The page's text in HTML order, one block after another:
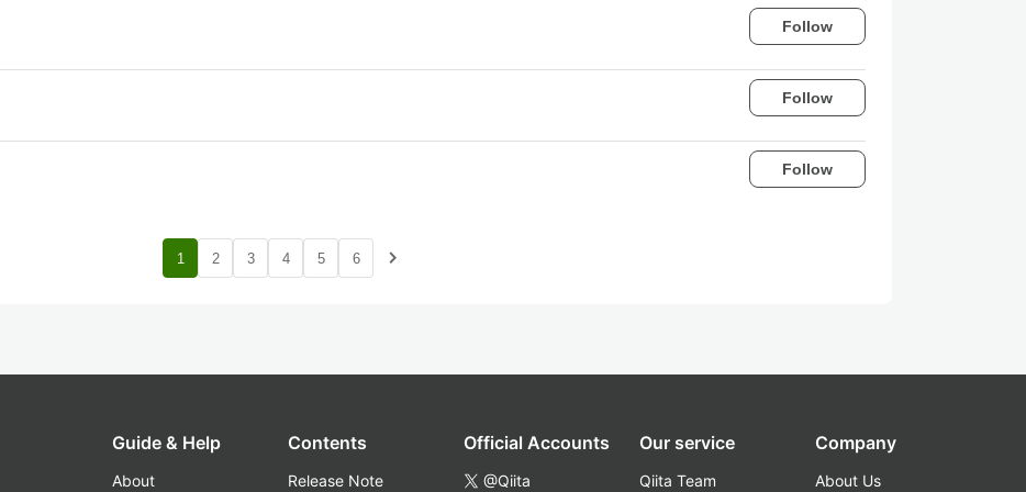
Follow
Follow
Follow
1 2 3 4 5 6 navigate_next
Guide & Help
About
Contents
Release Note
Official Accounts
@Qiita
Our service
Qiita Team
Company
About Us